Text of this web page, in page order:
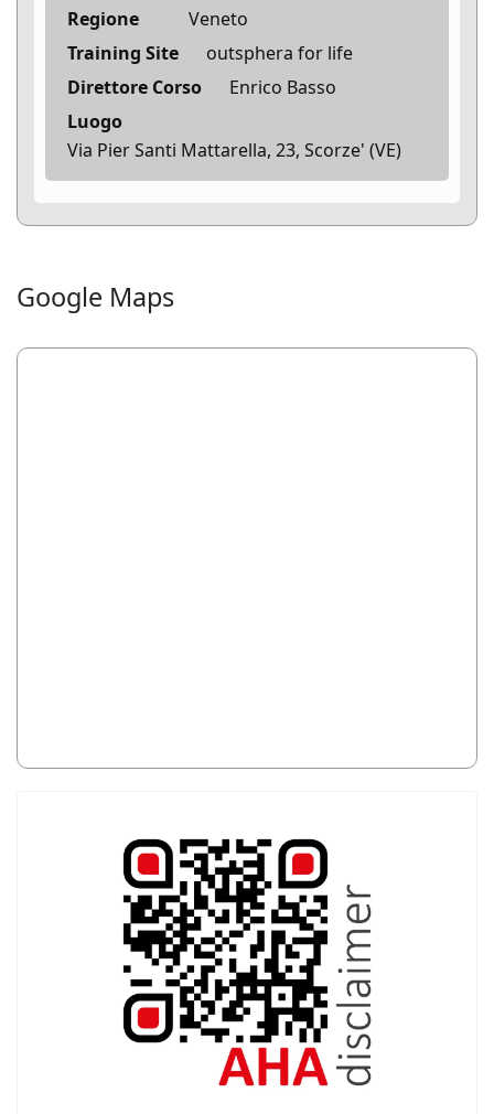
Regione
Veneto
Training Site
outsphera for life
Direttore Corso
Enrico Basso
Luogo
Via Pier Santi Mattarella, 23, Scorze' (VE)
Google Maps